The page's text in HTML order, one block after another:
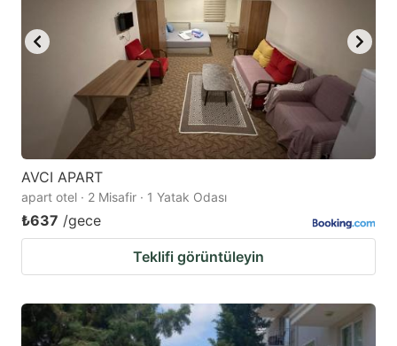
AVCI APART
apart otel · 2 Misafir · 1 Yatak Odası
₺637 /gece
Teklifi görüntüleyin